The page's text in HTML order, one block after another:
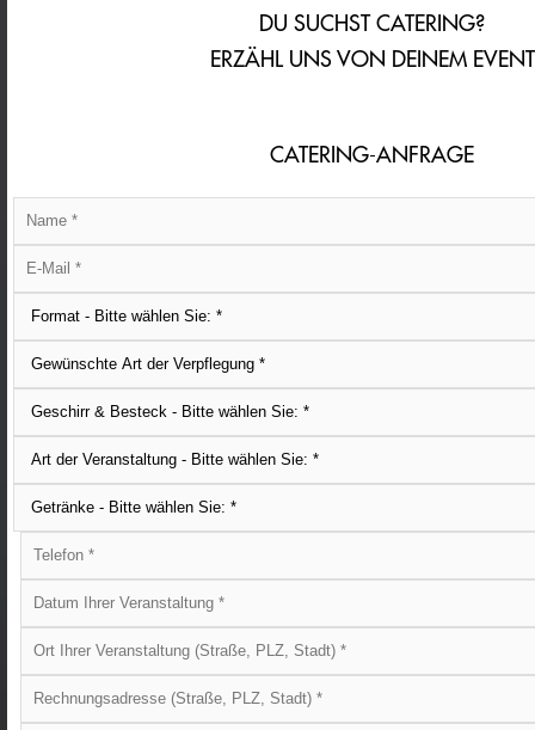
DU SUCHST CATERING?
ERZÄHL UNS VON DEINEM EVENT
CATERING-ANFRAGE